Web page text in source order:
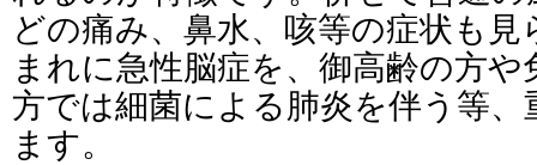
どの痛み、鼻水、咳等の症状も
まれに急性脳症を、御高齢の方
方では細菌による肺炎を伴う等
ます。